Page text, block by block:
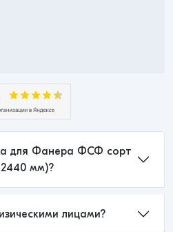
для Фанера ФСФ сорт
мм)?
лицами?